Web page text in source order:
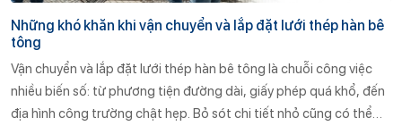
Những khó khăn khi vận chuyển và lắp đặt lưới thép hàn bê
tông
Vận chuyển và lắp đặt lưới thép hàn bê tông là chuỗi công việc
nhiều biến số: từ phương tiện đường dài, giấy phép quá khổ, đến
địa hình công trường chật hẹp. Bỏ sót chi tiết nhỏ cũng có thể